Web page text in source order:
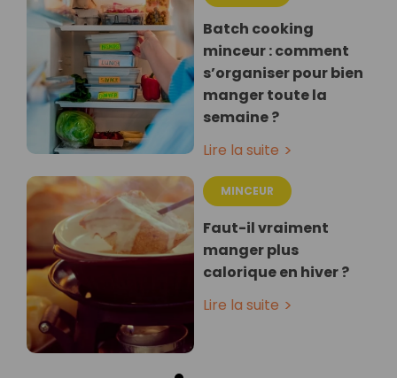
Batch cooking
minceur : comment
s’organiser pour bien
manger toute la
semaine ?
Lire la suite
MINCEUR
Faut-il vraiment
manger plus
calorique en hiver ?
Lire la suite